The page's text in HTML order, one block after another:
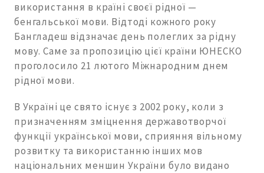
використання в країні своєї рідної —
бенгальської мови. Відтоді кожного року
Бангладеш відзначає день полеглих за рідну
мову. Саме за пропозицію цієї країни ЮНЕСКО
проголосило 21 лютого Міжнародним днем ​​
рідної мови.
В Україні це свято існує з 2002 року, коли з
призначенням зміцнення державотворчої
функції української мови, сприяння вільному
розвитку та використанню інших мов
національних меншин України було видано